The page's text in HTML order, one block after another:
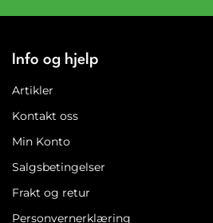
Info og hjelp
Artikler
Kontakt oss
Min Konto
Salgsbetingelser
Frakt og retur
Personvernerklæring